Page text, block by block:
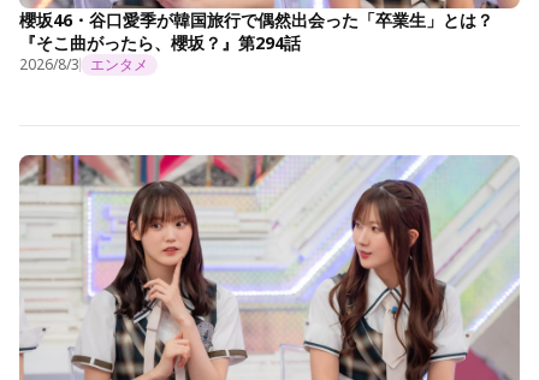
櫻坂46・谷口愛季が韓国旅行で偶然出会った「卒業生」とは？
『そこ曲がったら、櫻坂？』第294話
2026/8/3 エンタメ